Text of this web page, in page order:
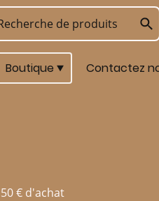
Boutique Contactez
€ d'achat